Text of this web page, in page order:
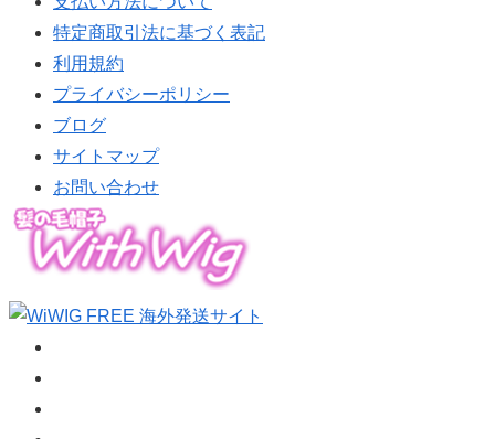
特定商取引法に基づく表記
利用規約
プライバシーポリシー
ブログ
サイトマップ
お問い合わせ